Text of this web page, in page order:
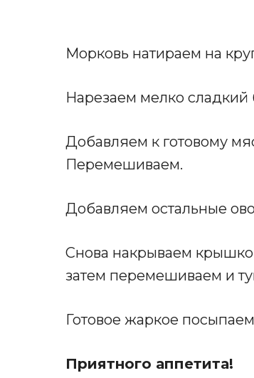
Морковь натираем на
Нарезаем мелко сладкий
Добавляем к готовому
Перемешиваем.
Добавляем остальные
Снова накрываем
затем перемешиваем и
Готовое жаркое
Приятного аппетита!